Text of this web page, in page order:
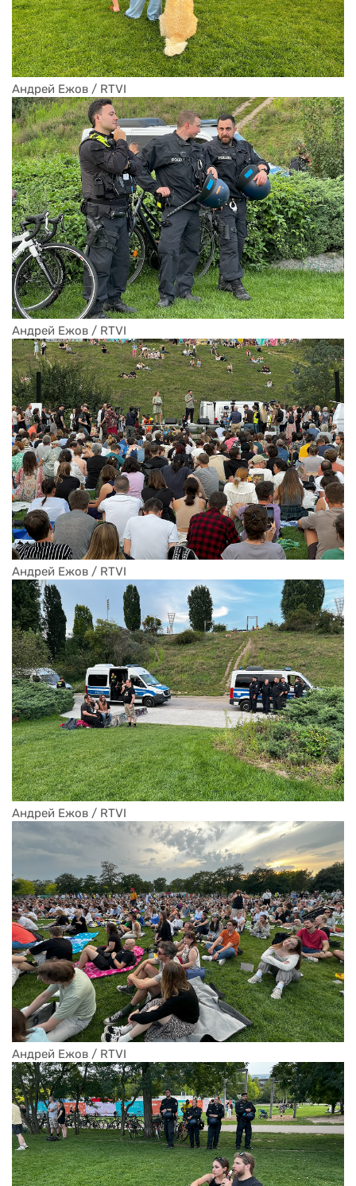
Андрей Ежов / RTVI
Андрей Ежов / RTVI
Андрей Ежов / RTVI
Андрей Ежов / RTVI
Андрей Ежов / RTVI